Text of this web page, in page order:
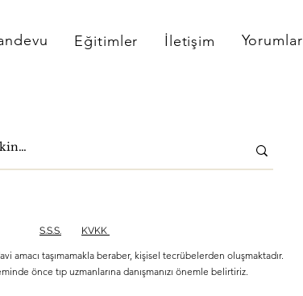
Eğitimler İletişim Yorumlar
S.S.S. KVKK
amacı taşımamakla beraber, kişisel tecrübelerden oluşmaktadır.
önce tıp uzmanlarına danışmanızı önemle belirtiriz.